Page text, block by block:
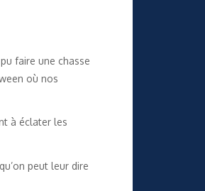
faire une chasse
où nos
à éclater les
peut leur dire